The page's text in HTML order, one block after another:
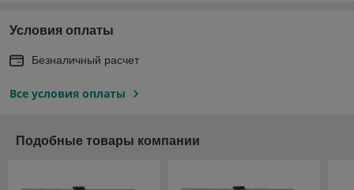
Условия оплаты
Безналичный расчет
Все условия оплаты
Подобные товары компании